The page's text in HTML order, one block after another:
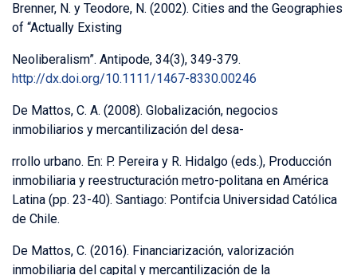
Brenner, N. y Teodore, N. (2002). Cities and the Geographies
of “Actually Existing
Neoliberalism”. Antipode, 34(3), 349-379.
http://dx.doi.org/10.1111/1467-8330.00246
De Mattos, C. A. (2008). Globalización, negocios
inmobiliarios y mercantilización del desa-
rrollo urbano. En: P. Pereira y R. Hidalgo (eds.), Producción
inmobiliaria y reestructuración metro-politana en América
Latina (pp. 23-40). Santiago: Pontifcia Universidad Católica
de Chile.
De Mattos, C. (2016). Financiarización, valorización
inmobiliaria del capital y mercantilización de la